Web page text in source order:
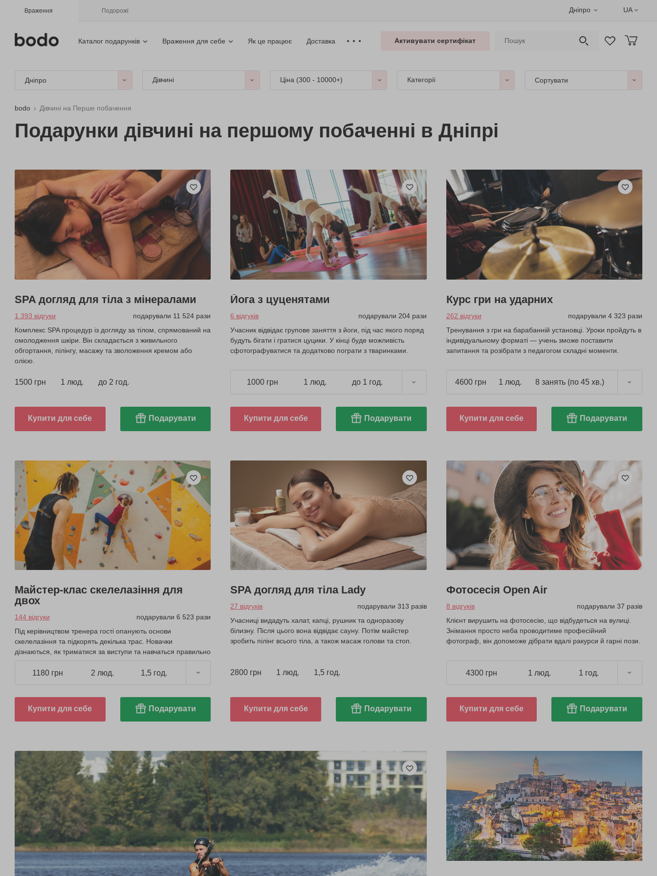
Враження Подорожі Дніпро UA
Каталог подарунків Враження для себе Як це працює Доставка Активувати сертифікат
Дніпро Дівчині Ціна (300 - 10000+) Категорії Сортувати
bodo Дівчині на Перше побачення
Подарунки дівчині на першому побаченні в Дніпрі
SPA догляд для тіла з мінералами
1 393 відгуки
подарували 11 524 рази
Комплекс SPA процедур із догляду за тілом, спрямований на
омолодження шкіри. Він складається з живильного
обгортання, пілінгу, масажу та зволоження кремом або
олією.
1500 грн 1 люд. до 2 год.
Купити для себе Подарувати
Йога з цуценятами
6 відгуків
подарували 204 рази
Учасник відвідає групове заняття з йоги, під час якого поряд
будуть бігати і гратися цуцики. У кінці буде можливість
сфотографуватися та додатково пограти з тваринками.
1000 грн 1 люд. до 1 год.
Купити для себе Подарувати
Курс гри на ударних
262 відгуки
подарували 4 323 рази
Тренування з гри на барабанній установці. Уроки пройдуть в
індивідуальному форматі — учень зможе поставити
запитання та розібрати з педагогом складні моменти.
4600 грн 1 люд. 8 занять (по 45 хв.)
Купити для себе Подарувати
Майстер-клас скелелазіння для
двох
144 відгуки
подарували 6 523 рази
Під керівництвом тренера гості опанують основи
скелелазіння та підкорять декілька трас. Новачки
дізнаються, як триматися за виступи та навчаться правильно
1180 грн 2 люд. 1,5 год.
Купити для себе Подарувати
SPA догляд для тіла Lady
27 відгуків
подарували 313 разів
Учасниці видадуть халат, капці, рушник та одноразову
білизну. Після цього вона відвідає сауну. Потім майстер
зробить пілінг всього тіла, а також масаж голови та стоп.
2800 грн 1 люд. 1,5 год.
Купити для себе Подарувати
Фотосесія Open Air
8 відгуків
подарували 37 разів
Клієнт вирушить на фотосесію, що відбудеться на вулиці.
Знімання просто неба проводитиме професійний
фотограф, він допоможе дібрати вдалі ракурси й гарні пози.
4300 грн 1 люд. 1 год.
Купити для себе Подарувати